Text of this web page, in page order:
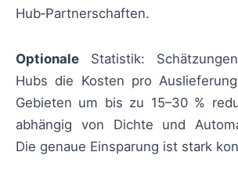
Hub‑Partnerschaften.
Optionale Statistik:
Hubs die Kosten pro
Gebieten um bis zu 15–30 %
abhängig von Dichte und
Die genaue Einsparung ist stark